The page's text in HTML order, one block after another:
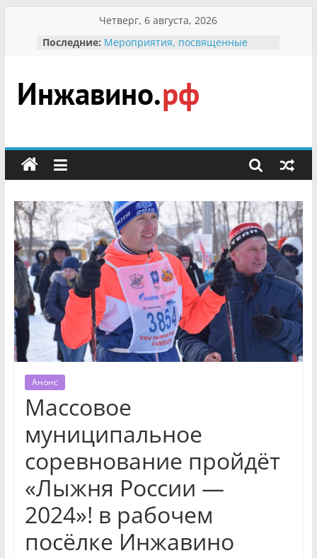
содержимому
Четверг, 6 августа, 2026
Последние: Мероприятия, посвященные
гражданин Инжавинского округа»
участнице Великой
Отечественной, фронтовичке
Безопасность в сети Интернет
мероприятии «Сохраним
первоцветы!»
В вольере Воронинского
заповедника родились крапчатые
суслики
Инжавино.рф
сельский
портал
Анонс
Массовое
муниципальное
соревнование пройдёт
«Лыжня России —
2024»! в рабочем
посёлке Инжавино